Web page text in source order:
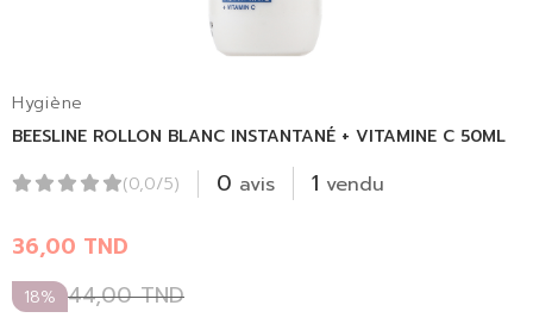
Hygiène
BEESLINE ROLLON BLANC INSTANTANÉ + VITAMINE C 50ML
(0,0/5)
0 avis 1 vendu
36,00 TND
18% 44,00TND